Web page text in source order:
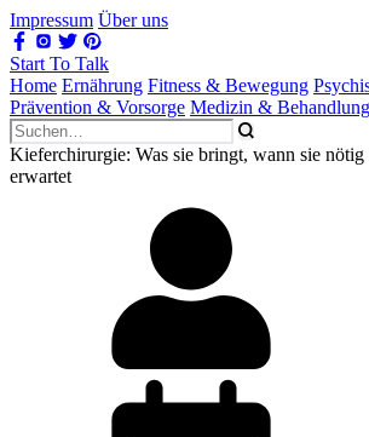
Impressum Über uns
Start To Talk
Home Ernährung Fitness & Bewegung
Prävention & Vorsorge Medizin & Behandlung
Kieferchirurgie: Was sie bringt, wann sie nötig
erwartet